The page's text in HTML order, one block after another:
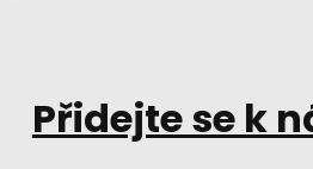
Přidejte se k